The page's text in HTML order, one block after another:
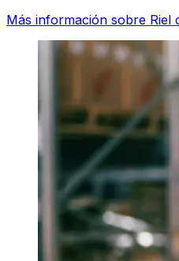
Más información sobre Riel